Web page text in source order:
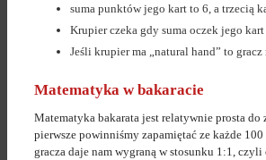
suma punktów jego kart to 6, a trzecią
Krupier czeka gdy suma oczek jego kart
Jeśli krupier ma „natural hand” to gracz
Matematyka w bakaracie
Matematyka bakarata jest relatywnie prosta do
pierwsze powinniśmy zapamiętać ze każde
gracza daje nam wygraną w stosunku 1:1,